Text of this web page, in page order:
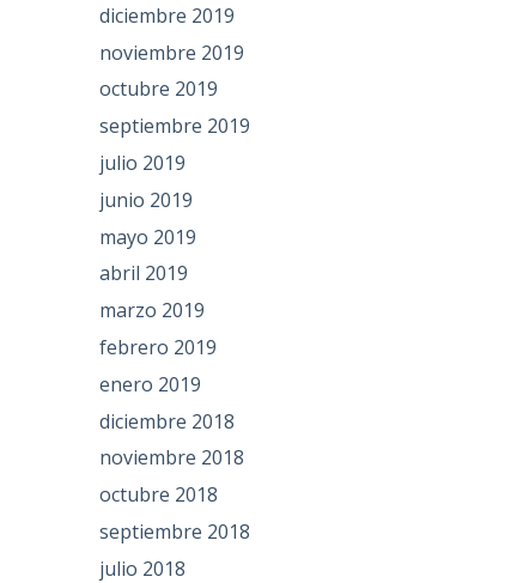
diciembre 2019
noviembre 2019
octubre 2019
septiembre 2019
julio 2019
junio 2019
mayo 2019
abril 2019
marzo 2019
febrero 2019
enero 2019
diciembre 2018
noviembre 2018
octubre 2018
septiembre 2018
julio 2018